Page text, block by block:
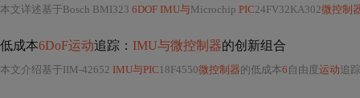
本文详述基于Bosch BMI323 6DOF IMU与Microchip PIC24FV32KA302微控制
低成本6DoF运动追踪： IMU与微控制器的创新组合
本文介绍基于IIM-42652 IMU与PIC 18F4550微控制器的低成本6 自由度运动追